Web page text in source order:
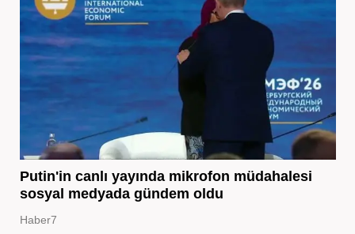
Putin'in canlı yayında mikrofon müdahalesi
sosyal medyada gündem oldu
Haber7